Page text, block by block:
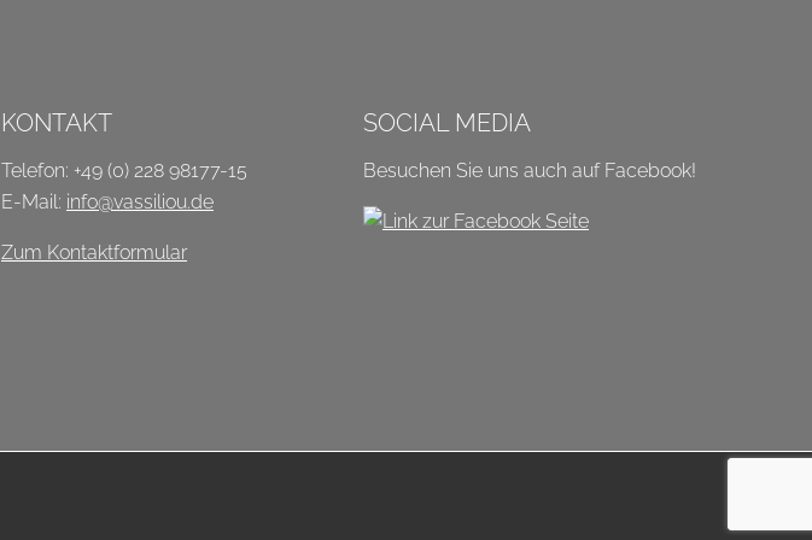
KONTAKT
Telefon: +49 (0) 228 98177-15
E-Mail: info@vassiliou.de
Zum Kontaktformular
SOCIAL MEDIA
Besuchen Sie uns auch auf Facebook!